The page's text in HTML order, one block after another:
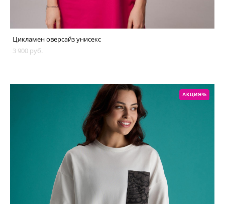
Цикламен оверсайз унисекс
3 900 pуб.
АКЦИЯ%